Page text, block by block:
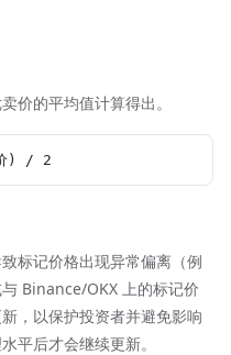
价的平均值计算得出。
价) / 2
标记价格出现异常偏离（例
Binance/OKX 上的标记价
，以保护投资者并避免影响
平后才会继续更新。